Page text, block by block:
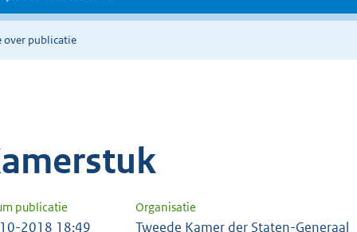
over publicatie
publicatie Organisatie
2018 18:49 Tweede Kamer der Staten-Generaal